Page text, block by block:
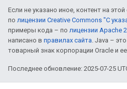
Если не указано иное, контент на
по лицензии Creative Commons "С
примеры кода – по лицензии Apache
написано в правилах сайта. Java –
товарный знак корпорации Oracle и
Последнее обновление: 2025-07-25